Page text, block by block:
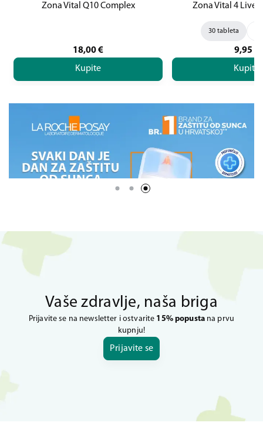
Zona Vital Q10 Complex
18,00€
Kupite
Zona Vital 4
30 tableta
9,95
Kupite
Vaše zdravlje, naša briga
Prijavite se na newsletter i ostvarite 15% popustana prvu
kupnju!
Prijavite se